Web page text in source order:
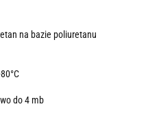
na bazie poliuretanu
do 4 mb